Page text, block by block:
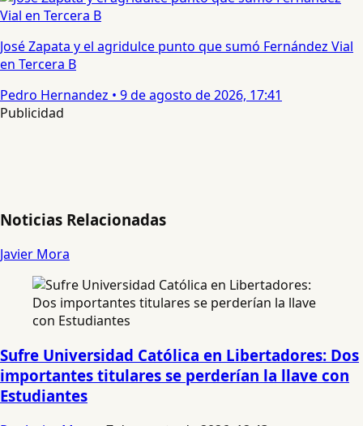
José Zapata y el agridulce punto que sumó Fernández Vial
en Tercera B
Pedro Hernandez • 9 de agosto de 2026, 17:41
Publicidad
Noticias Relacionadas
Javier Mora
Sufre Universidad Católica en Libertadores: Dos
importantes titulares se perderían la llave con
Estudiantes